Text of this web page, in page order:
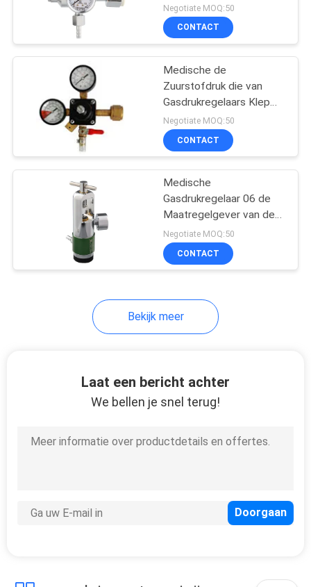
Negotiate MOQ:50
CONTACT
Medische de
Zuurstofdruk die van
Gasdrukregelaars Klep
met Maat verminderen
Negotiate MOQ:50
CONTACT
Medische
Gasdrukregelaar 06 de
Maatregelgever van de
Typestroom
Negotiate MOQ:50
CONTACT
Bekijk meer
Laat een bericht achter
We bellen je snel terug!